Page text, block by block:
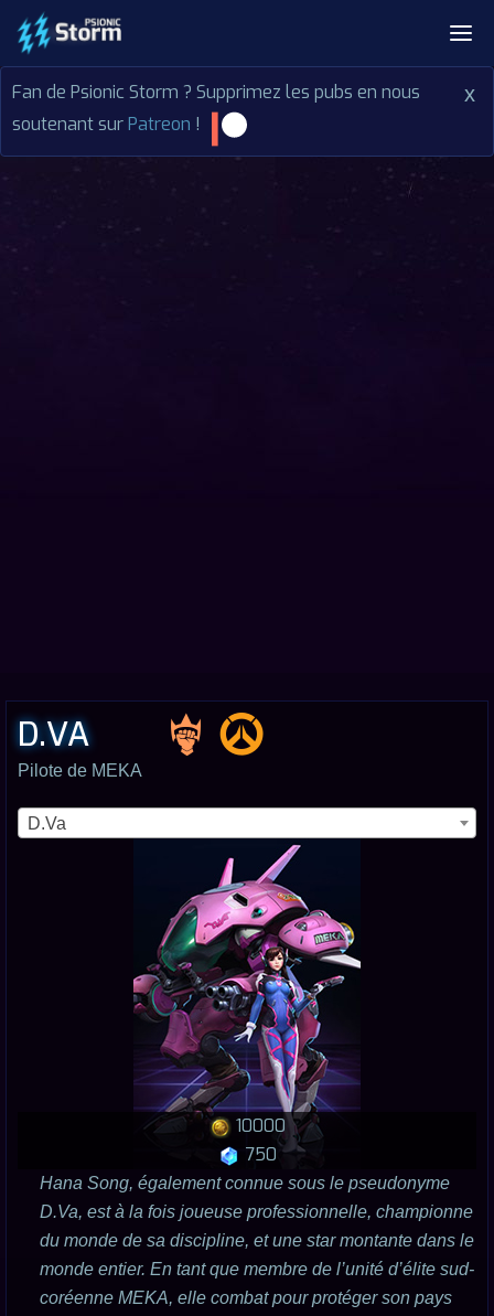
x
Fan de Psionic Storm ? Supprimez les pubs en nous
soutenant surPatreon !
D.VA
Pilote de MEKA
D.Va
10000
750
Hana Song, également connue sous le pseudonyme
D.Va, est à la fois joueuse professionnelle, championne
du monde de sa discipline, et une star montante dans le
monde entier. En tant que membre de l’unité d’élite sud-
coréenne MEKA, elle combat pour protéger son pays